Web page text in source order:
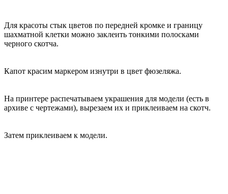
Для красоты стык цветов по передней кромке и границу
шахматной клетки можно заклеить тонкими полосками
черного скотча.
Капот красим маркером изнутри в цвет фюзеляжа.
На принтере распечатываем украшения для модели (есть в
архиве с чертежами), вырезаем их и приклеиваем на скотч.
Затем приклеиваем к модели.